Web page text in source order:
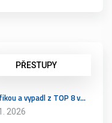
PŘESTUPY
a vypadl z TOP 8 v…
2026